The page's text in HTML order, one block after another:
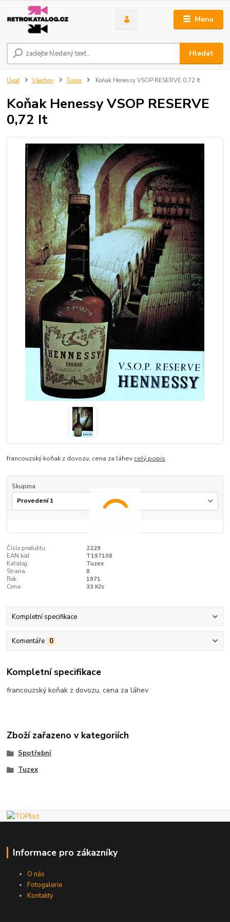
Menu
Hledat
Úvod Všechny Tuzex Koňak Henessy VSOP RESERVE 0,72 It
Koňak Henessy VSOP RESERVE
0,72 It
francouzský koňak z dovozu, cena za láhev celý popis
Skupina
Číslo produktu:
2229
EAN kód:
T197108
Katalog:
Tuzex
Strana:
8
Rok:
1971
Cena:
33 Kčs
Kompletní specifikace
Komentáře 0
Kompletní specifikace
francouzský koňak z dovozu, cena za láhev
Zboží zařazeno v kategoriích
Spotřební
Tuzex
Informace pro zákazníky
O nás
Fotogalerie
Kontakty